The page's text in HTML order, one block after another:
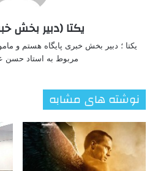
یکتا (دبیر بخش
یکتا ؛ دبیر بخش خبری پایگاه هستم و
مربوط به استاد
نوشته های مشابه